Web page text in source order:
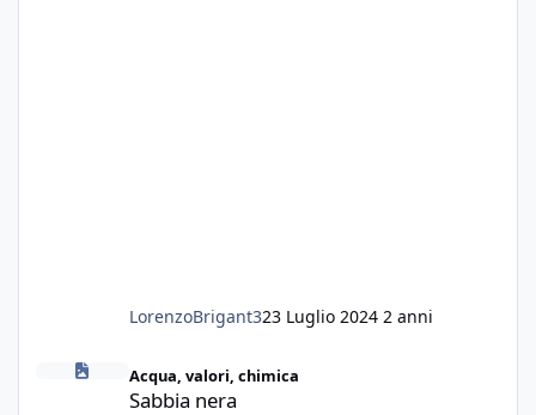
LorenzoBrigant323 Luglio 2024 2 anni
Sabbia nera
Acqua, valori, chimica
Sabbia nera